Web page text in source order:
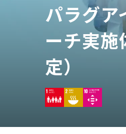
パラグ
ーチ実
定）